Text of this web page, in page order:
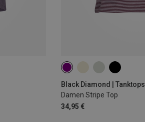
Black Diamond | Tanktops
Damen Stripe Top
34,95 €
L